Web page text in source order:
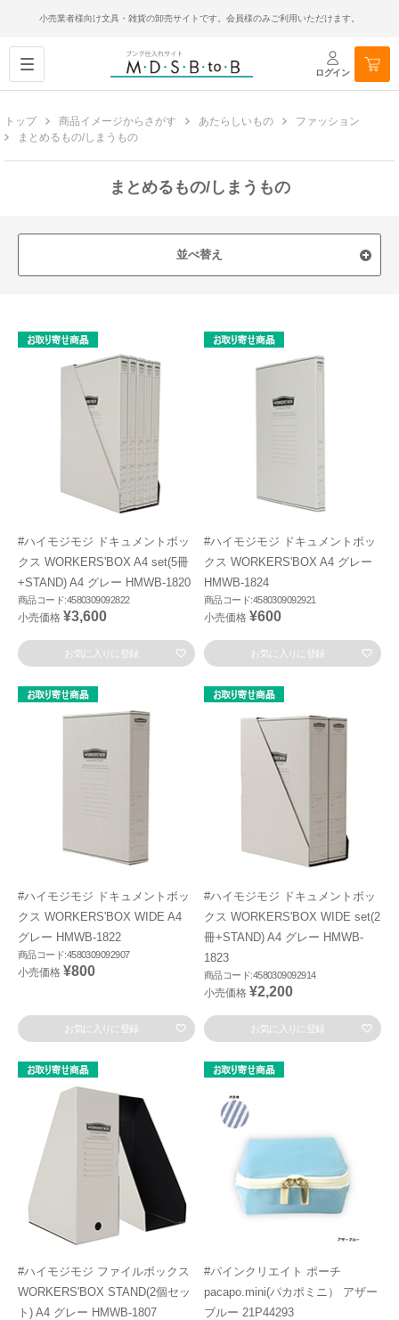
小売業者様向け文具・雑貨の卸売サイトです。会員様のみご利用いただけます。
ログイン
トップ 商品イメージからさがす あたらしいもの
ファッション
まとめるもの/しまうもの
まとめるもの/しまうもの
並べ替え
#ハイモジモジ ドキュメントボッ
クス WORKERS'BOX A4 set(5冊
+STAND) A4 グレー HMWB-1820
商品コード:4580309092822
小売価格 ¥3,600
お気に入りに登録
#ハイモジモジ ドキュメントボッ
クス WORKERS'BOX A4 グレー
HMWB-1824
商品コード:4580309092921
小売価格 ¥600
お気に入りに登録
#ハイモジモジ ドキュメントボッ
クス WORKERS'BOX WIDE A4
グレー HMWB-1822
商品コード:4580309092907
小売価格 ¥800
お気に入りに登録
#ハイモジモジ ドキュメントボッ
クス WORKERS'BOX WIDE set(2
冊+STAND) A4 グレー HMWB-
1823
商品コード:4580309092914
小売価格 ¥2,200
お気に入りに登録
#ハイモジモジ ファイルボックス
WORKERS'BOX STAND(2個セッ
ト) A4 グレー HMWB-1807
#パインクリエイト ポーチ
pacapo.mini(パカポミニ） アザー
ブルー 21P44293